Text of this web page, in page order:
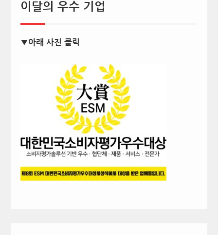
이달의 우수 기업
▼아래 사진 클릭